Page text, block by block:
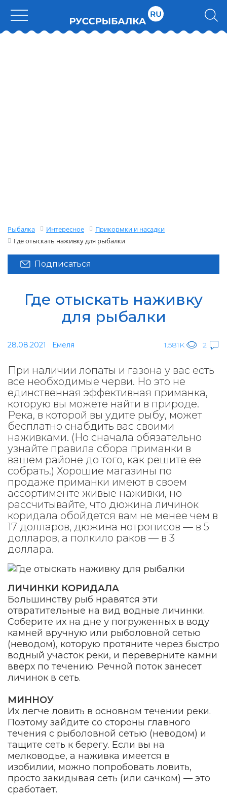
Рыбалка Интересное
Прикормки и насадки
Где отыскать наживку для рыбалки
Подписаться
Где отыскать наживку
для рыбалки
28.08.2021 Емеля 1.581K 2
При наличии лопаты и газона у вас есть
все необходимые черви. Но это не
единственная эффективная приманка,
которую вы можете найти в природе.
Река, в которой вы удите рыбу, может
бесплатно снабдить вас своими
наживками. (Но сначала обязательно
узнайте правила сбора приманки в
вашем районе до того, как решите ее
собрать.) Хорошие магазины по
продаже приманки имеют в своем
ассортименте живые наживки, но
рассчитывайте, что дюжина личинок
коридала обойдется вам не менее чем в
17 долларов, дюжина нотрописов — в 5
долларов, а полкило раков — в 3
доллара.
ЛИЧИНКИ КОРИДАЛА
Большинству рыб нравятся эти
отвратительные на вид водные личинки.
Соберите их на дне у погруженных в воду
камней вручную или рыболовной сетью
(неводом), которую протяните через быстро
водный участок реки, и переверните камни
вверх по течению. Речной поток занесет
личинок в сеть.
МИННОУ
Их легче ловить в основном течении реки.
Поэтому зайдите со стороны главного
течения с рыболовной сетью (неводом) и
тащите сеть к берегу. Если вы на
мелководье, а наживка имеется в
изобилии, можно попробовать ловить,
просто закидывая сеть (или сачком) — это
сработает.